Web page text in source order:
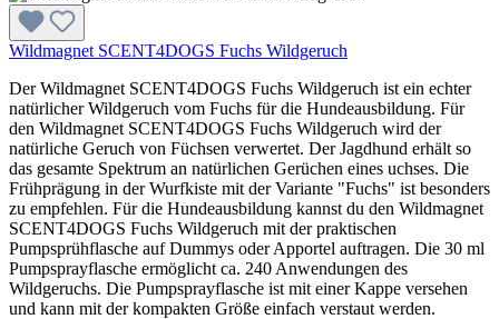
Wildmagnet SCENT4DOGS Fuchs Wildgeruch
Der Wildmagnet SCENT4DOGS Fuchs Wildgeruch ist ein echter
natürlicher Wildgeruch vom Fuchs für die Hundeausbildung. Für
den Wildmagnet SCENT4DOGS Fuchs Wildgeruch wird der
natürliche Geruch von Füchsen verwertet. Der Jagdhund erhält so
das gesamte Spektrum an natürlichen Gerüchen eines uchses. Die
Frühprägung in der Wurfkiste mit der Variante "Fuchs" ist besonders
zu empfehlen. Für die Hundeausbildung kannst du den Wildmagnet
SCENT4DOGS Fuchs Wildgeruch mit der praktischen
Pumpsprühflasche auf Dummys oder Apportel auftragen. Die 30 ml
Pumpsprayflasche ermöglicht ca. 240 Anwendungen des
Wildgeruchs. Die Pumpsprayflasche ist mit einer Kappe versehen
und kann mit der kompakten Größe einfach verstaut werden.